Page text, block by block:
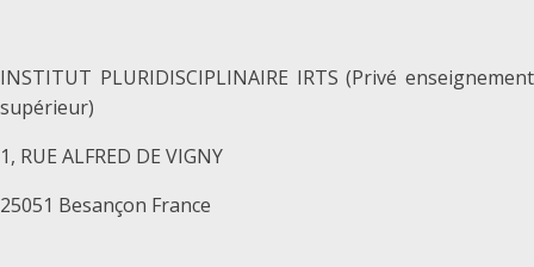
INSTITUT PLURIDISCIPLINAIRE IRTS (Privé enseignement
supérieur)
1, RUE ALFRED DE VIGNY
25051 Besançon France